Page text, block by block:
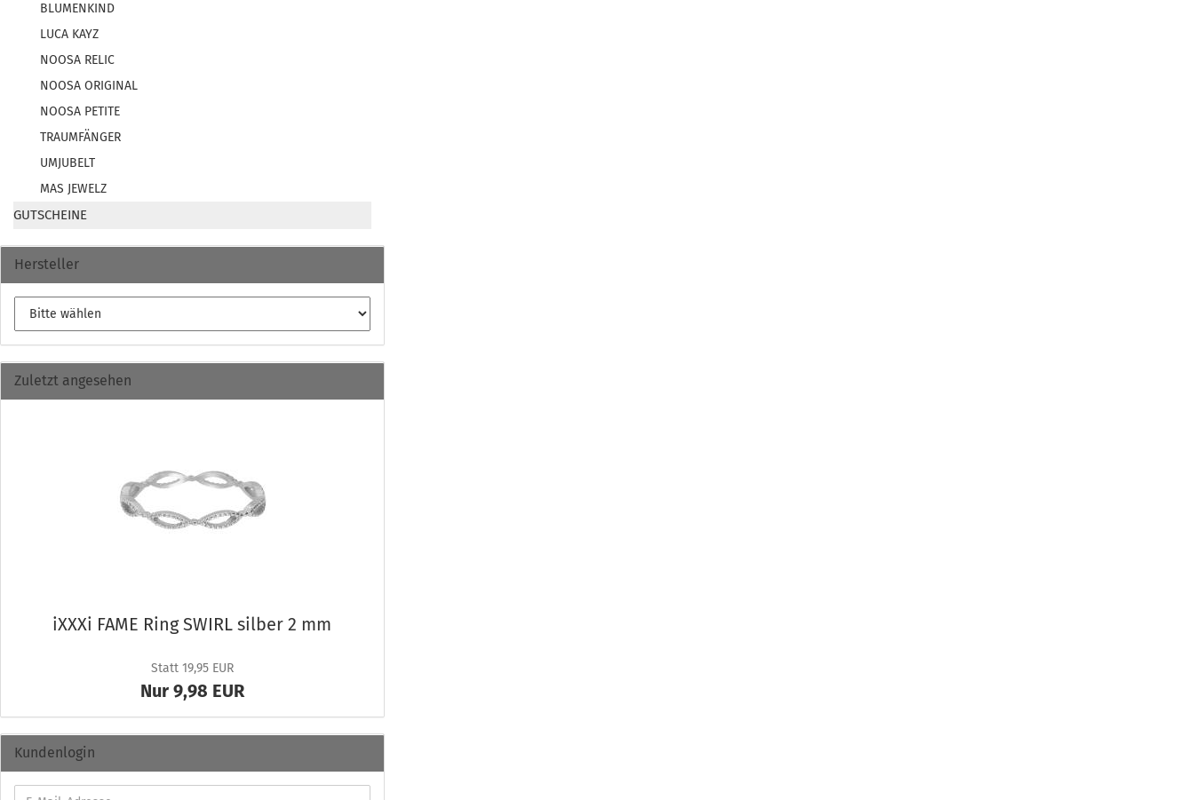
BLUMENKIND
LUCA KAYZ
NOOSA RELIC
NOOSA ORIGINAL
NOOSA PETITE
TRAUMFÄNGER
UMJUBELT
MAS JEWELZ
GUTSCHEINE
Hersteller
Zuletzt angesehen
iXXXi FAME Ring SWIRL sil­ber 2 mm
Statt 19,95 EUR
Nur 9,98 EUR
Kundenlogin